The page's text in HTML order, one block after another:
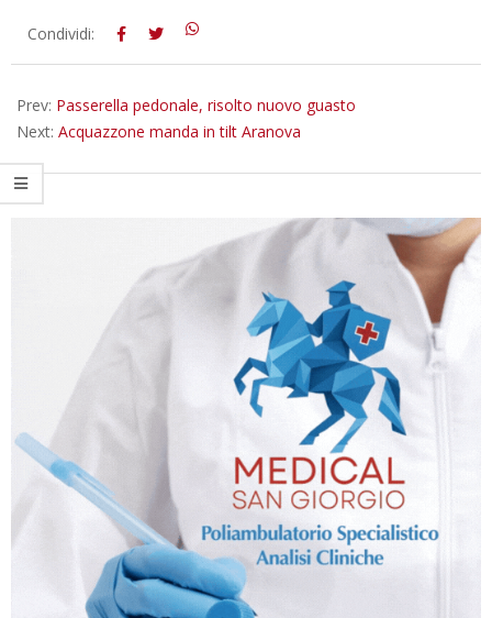
2016-
Condividi:
Prev: Passerella pedonale, risolto nuovo guasto
Next: Acquazzone manda in tilt Aranova